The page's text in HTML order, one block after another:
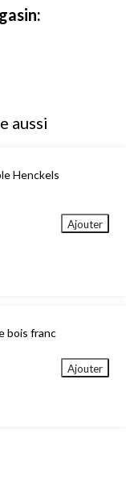
aussi
Henckels
Ajouter
bois franc
Ajouter